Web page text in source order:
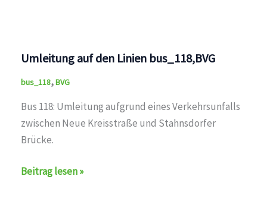
Umleitung auf den Linien bus_118,BVG
bus_118,BVG
Bus 118: Umleitung aufgrund eines Verkehrsunfalls
zwischen Neue Kreisstraße und Stahnsdorfer
Brücke.
Umleitung
Beitrag lesen »